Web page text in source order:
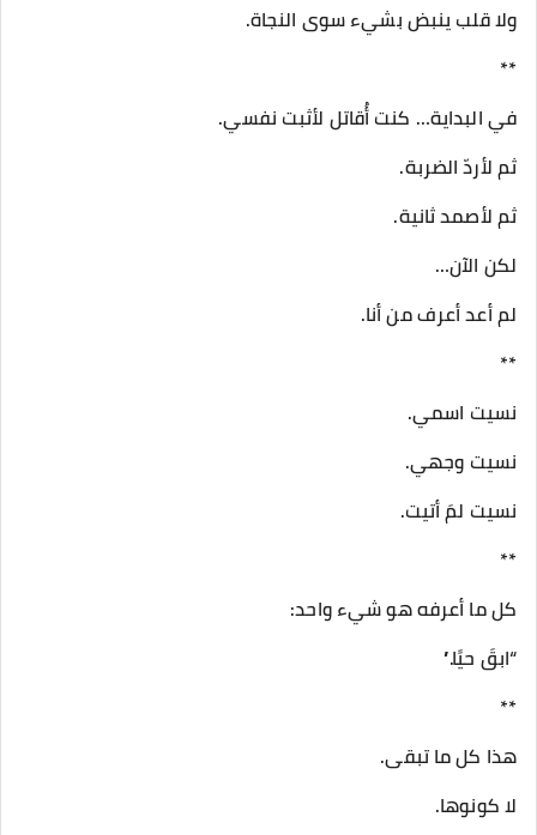
ولا قلب ينبض بشيء سوى النجاة.
**
في البداية… كنت أُقاتل لأثبت نفسي.
ثم لأردّ الضربة.
ثم لأصمد ثانية.
لكن الآن…
لم أعد أعرف من أنا.
**
نسيت اسمي.
نسيت وجهي.
نسيت لمَ أتيت.
**
كل ما أعرفه هو شيء واحد:
“ابقَ حيًا.”
**
هذا كل ما تبقى.
لا كونوها.